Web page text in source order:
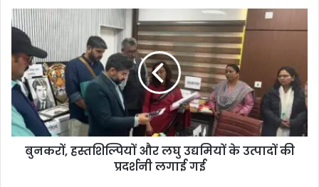
बुनकरों, हस्तशिल्पियों और लघु उद्यमियों के उत्पादों की
प्रदर्शनी लगाई गई